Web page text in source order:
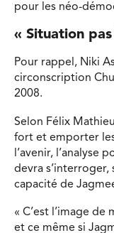
pour les néo-
« Situation
Pour rappel, Niki
circonscription
2008.
Selon Félix
fort et emporter
l’avenir, l’analyse
devra s’interroger,
capacité de
« C’est l’image
et ce même si